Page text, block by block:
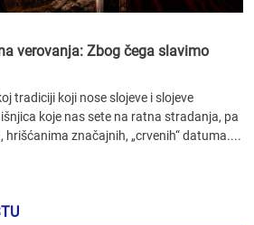
verovanja: Zbog čega slavimo
tradiciji koji nose slojeve i slojeve
koje nas sete na ratna stradanja, pa
hrišćanima značajnih, „crvenih“ datuma....